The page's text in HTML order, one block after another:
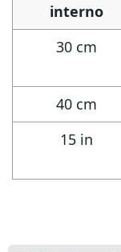
interno
30 cm
40 cm
15 in